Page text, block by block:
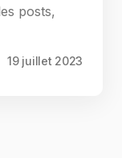
posts,
19 juillet 2023